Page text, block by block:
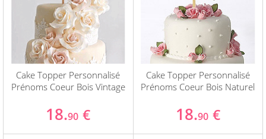
Cake Topper Personnalisé
Prénoms Coeur Bois Vintage
18.90 €
Cake Topper Personnalisé
Prénoms Coeur Bois Naturel
18.90 €